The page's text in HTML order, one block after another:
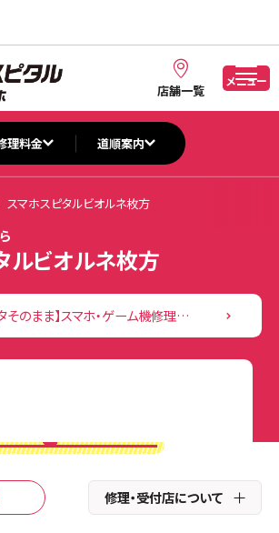
店舗一覧
メニュー
理料金 道順案内
スマホスピタルビオルネ枚方
ルビオルネ枚方
【データそのまま】スマホ・ゲーム機修理｜最短即日対応
修理・受付店について